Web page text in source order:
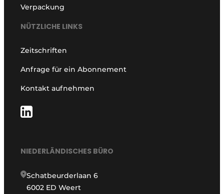
Verpackung
NÜTZLICHE LINKS
Zeitschriften
Anfrage für ein Abonnement
Kontakt aufnehmen
NIEDERLÄNDISCHES BÜRO
Schatbeurderlaan 6
6002 ED Weert